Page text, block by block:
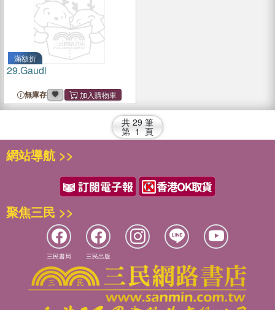
滿額折
29.Gaudi
無庫存
共 29 筆
第 1 頁
網站導航 >>
聚焦三民 >>
三民書局 三民出版